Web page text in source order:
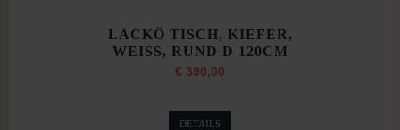
LACKÖ TISCH, KIEFER,
WEISS, RUND D 120CM
€ 390,00
DETAILS